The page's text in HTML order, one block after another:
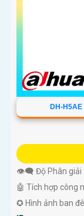
DH-H5AE
👁️‍🗨 Độ Phân giải :
🤖️ Tích hợp công
✪ Hình ảnh ban